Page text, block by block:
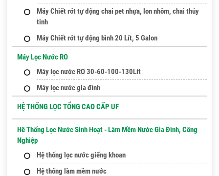
Máy Chiết rót tự động chai pet nhựa, lon nhôm, chai thủy
tinh
Máy Chiết rót tự động bình 20 Lít, 5 Galon
Máy Lọc Nước RO
Máy lọc nước RO 30-60-100-130Lit
Máy lọc nước gia đình
HỆ THỐNG LỌC TỔNG CAO CẤP UF
Hê Thống Lọc Nước Sinh Hoạt - Làm Mềm Nước Gia Đình, Công
Nghiệp
Hệ thống lọc nước giếng khoan
Hệ thống làm mềm nước